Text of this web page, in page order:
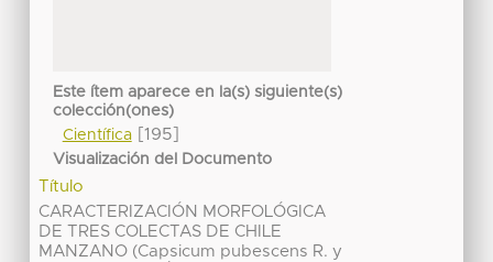
Este ítem aparece en la(s) siguiente(s)
colección(ones)
Científica[195]
Visualización del Documento
Título
CARACTERIZACIÓN MORFOLÓGICA
DE TRES COLECTAS DE CHILE
MANZANO (Capsicum pubescens R. y